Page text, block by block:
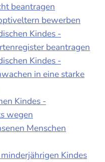
beantragen
bewerben
Kindes -
beantragen
Kindes -
in eine starke
Kindes -
wegen
Menschen
Kindes